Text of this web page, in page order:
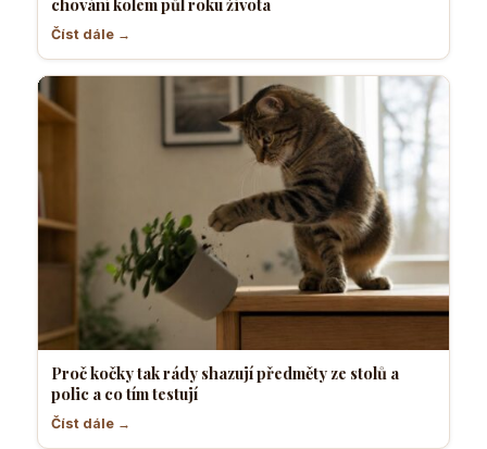
Číst dále →
Proč kočky tak rády shazují předměty ze stolů a
polic a co tím testují
Číst dále →